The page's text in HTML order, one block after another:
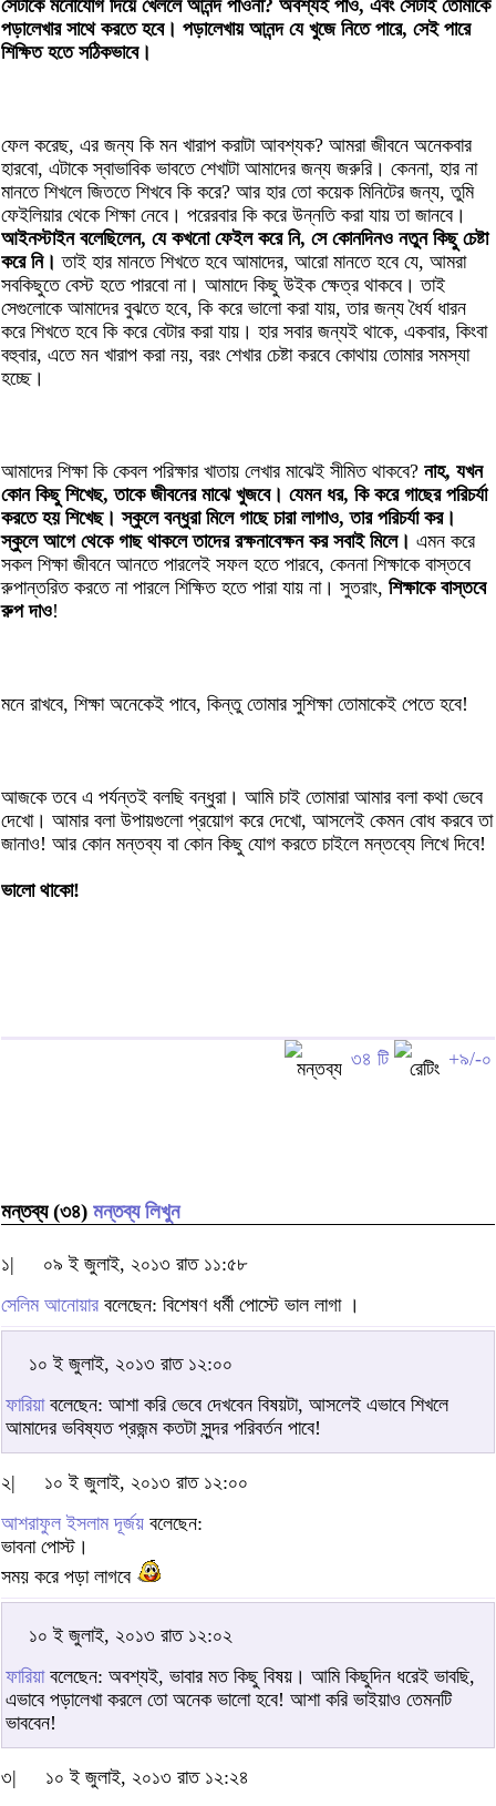
সেটাকে মনোযোগ দিয়ে খেললে আনন্দ পাওনা? অবশ্যই পাও, এবং সেটাই তোমাকে
পড়ালেখার সাথে করতে হবে। পড়ালেখায় আনন্দ যে খুজে নিতে পারে, সেই পারে
শিক্ষিত হতে সঠিকভাবে।
ফেল করেছ, এর জন্য কি মন খারাপ করাটা আবশ্যক? আমরা জীবনে অনেকবার
হারবো, এটাকে স্বাভাবিক ভাবতে শেখাটা আমাদের জন্য জরুরি। কেননা, হার না
মানতে শিখলে জিততে শিখবে কি করে? আর হার তো কয়েক মিনিটের জন্য, তুমি
ফেইলিয়ার থেকে শিক্ষা নেবে। পরেরবার কি করে উন্নতি করা যায় তা জানবে।
আইনস্টাইন বলেছিলেন, যে কখনো ফেইল করে নি, সে কোনদিনও নতুন কিছু চেষ্টা
করে নি।তাই হার মানতে শিখতে হবে আমাদের, আরো মানতে হবে যে, আমরা
সবকিছুতে বেস্ট হতে পারবো না। আমাদে কিছু উইক ক্ষেত্র থাকবে। তাই
সেগুলোকে আমাদের বুঝতে হবে, কি করে ভালো করা যায়, তার জন্য ধৈর্য ধারন
করে শিখতে হবে কি করে বেটার করা যায়। হার সবার জন্যই থাকে, একবার, কিংবা
বহুবার, এতে মন খারাপ করা নয়, বরং শেখার চেষ্টা করবে কোথায় তোমার সমস্যা
হচ্ছে।
আমাদের শিক্ষা কি কেবল পরিক্ষার খাতায় লেখার মাঝেই সীমিত থাকবে? নাহ, যখন
কোন কিছু শিখেছ, তাকে জীবনের মাঝে খুজবে। যেমন ধর, কি করে গাছের পরিচর্যা
করতে হয় শিখেছ। স্কুলে বন্ধুরা মিলে গাছে চারা লাগাও, তার পরিচর্যা কর।
স্কুলে আগে থেকে গাছ থাকলে তাদের রক্ষনাবেক্ষন কর সবাই মিলে। এমন করে
সকল শিক্ষা জীবনে আনতে পারলেই সফল হতে পারবে, কেননা শিক্ষাকে বাস্তবে
রুপান্তরিত করতে না পারলে শিক্ষিত হতে পারা যায় না। সুতরাং, শিক্ষাকে বাস্তবে
রুপ দাও!
মনে রাখবে, শিক্ষা অনেকেই পাবে, কিন্তু তোমার সুশিক্ষা তোমাকেই পেতে হবে!
আজকে তবে এ পর্যন্তই বলছি বন্ধুরা। আমি চাই তোমারা আমার বলা কথা ভেবে
দেখো। আমার বলা উপায়গুলো প্রয়োগ করে দেখো, আসলেই কেমন বোধ করবে তা
জানাও! আর কোন মন্তব্য বা কোন কিছু যোগ করতে চাইলে মন্তব্যে লিখে দিবে!
ভালো থাকো!
৩৪ টি +৯/-০
মন্তব্য (৩৪) মন্তব্য লিখুন
১|
০৯ ই জুলাই, ২০১৩ রাত ১১:৫৮
সেলিম আনোয়ার বলেছেন: বিশেষণ ধর্মী পোস্টে ভাল লাগা ।
১০ ই জুলাই, ২০১৩ রাত ১২:০০
ফারিয়াবলেছেন: আশা করি ভেবে দেখবেন বিষয়টা, আসলেই এভাবে শিখলে
আমাদের ভবিষ্যত প্রজন্ম কতটা সুন্দর পরিবর্তন পাবে!
২|
১০ ই জুলাই, ২০১৩ রাত ১২:০০
আশরাফুল ইসলাম দূর্জয় বলেছেন:
ভাবনা পোস্ট।
সময় করে পড়া লাগবে
১০ ই জুলাই, ২০১৩ রাত ১২:০২
ফারিয়াবলেছেন: অবশ্যই, ভাবার মত কিছু বিষয়। আমি কিছুদিন ধরেই ভাবছি,
এভাবে পড়ালেখা করলে তো অনেক ভালো হবে! আশা করি ভাইয়াও তেমনটি
ভাববেন!
৩|
১০ ই জুলাই, ২০১৩ রাত ১২:২৪